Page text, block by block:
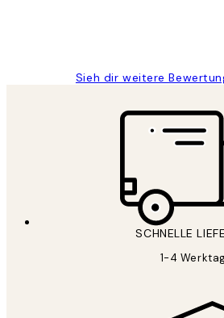
Sieh dir weitere
SCHNELLE
1-4